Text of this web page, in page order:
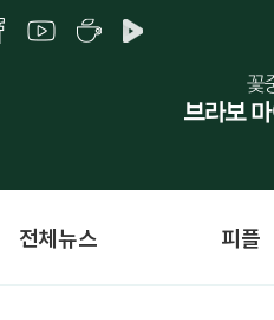
전체뉴스 피플